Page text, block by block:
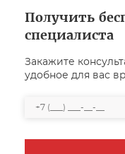
Получить
специалиста
Закажите
удобное для вас